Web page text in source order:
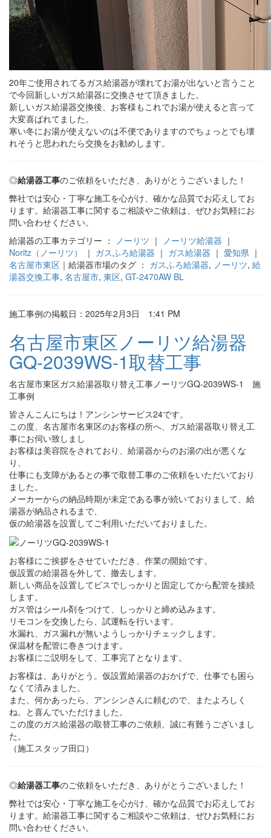
20年ご使用されてるガス給湯器が壊れてお湯が出ないと言うこと
で今回新しいガス給湯器に交換させて頂きました。
新しいガス給湯器交換後、お客様もこれでお湯が使えると言って
大変喜ばれてました。
寒い冬にお湯が使えないのは不便でありますのでちょっとでも壊
れそうと思われたら交換をお勧めします。
◎給湯器工事のご依頼をいただき、ありがとうございました！
弊社では安心・丁寧な施工を心がけ、確かな品質でお応えしてお
ります。給湯器工事に関するご相談やご依頼は、ぜひお気軽にお
問い合わせください。
給湯器の工事カテゴリー ：
ノーリツ ｜ ノーリツ給湯器 ｜
Noritz（ノーリツ）
｜ ガスふろ給湯器 ｜ ガス給湯器 ｜ 愛知県 ｜
名古屋市東区 ｜給湯器市場のタグ ： ガスふろ給湯器, ノーリツ, 給
湯器交換工事, 名古屋市, 東区, GT-2470AW BL
施工事例の掲載日：2025年2月3日 1:41 PM
名古屋市東区ノーリツ給湯器
GQ-2039WS-1取替工事
名古屋市東区ガス給湯器取り替え工事ノーリツGQ-2039WS-1 施
工事例
皆さんこんにちは！アンシンサービス24です。
この度、名古屋市名東区のお客様の所へ、ガス給湯器取り替え工
事にお伺い致しまし
お客様は美容院をされており、給湯器からのお湯の出が悪くな
り、
仕事にも支障があるとの事で取替工事のご依頼をいただいており
ました。
メーカーからの納品時期が未定である事が続いておりまして、給
湯器が納品されるまで、
仮の給湯器を設置してご利用いただいておりました。
お客様にご挨拶をさせていただき、作業の開始です。
仮設置の給湯器を外して、撤去します。
新しい商品を設置してビスでしっかりと固定してから配管を接続
します。
ガス管はシール剤をつけて、しっかりと締め込みます。
リモコンを交換したら、試運転を行います。
水漏れ、ガス漏れが無いようしっかりチェックします。
保温材を配管に巻きつけます。
お客様にご説明をして、工事完了となります。
お客様は、ありがとう。仮設置給湯器のおかげで、仕事でも困ら
なくて済みました。
また、何かあったら、アンシンさんに頼むので、またよろしく
ね。と喜んでいただけました。
この度のガス給湯器の取替工事のご依頼、誠に有難うございまし
た。
（施工スタッフ田口）
◎給湯器工事のご依頼をいただき、ありがとうございました！
弊社では安心・丁寧な施工を心がけ、確かな品質でお応えしてお
ります。給湯器工事に関するご相談やご依頼は、ぜひお気軽にお
問い合わせください。